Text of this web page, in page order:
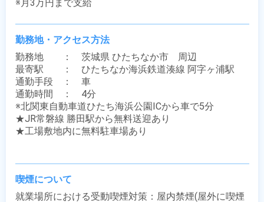
※月3万円まで支給
勤務地・アクセス方法
勤務地　　：　茨城県 ひたちなか市　周辺
最寄駅　　：　ひたちなか海浜鉄道湊線 阿字ヶ浦駅
通勤手段　：　車
通勤時間　：　4分
※北関東自動車道ひたち海浜公園ICから車で5分
★JR常磐線 勝田駅から無料送迎あり
★工場敷地内に無料駐車場あり
喫煙について
就業場所における受動喫煙対策：屋内禁煙(屋外に喫煙